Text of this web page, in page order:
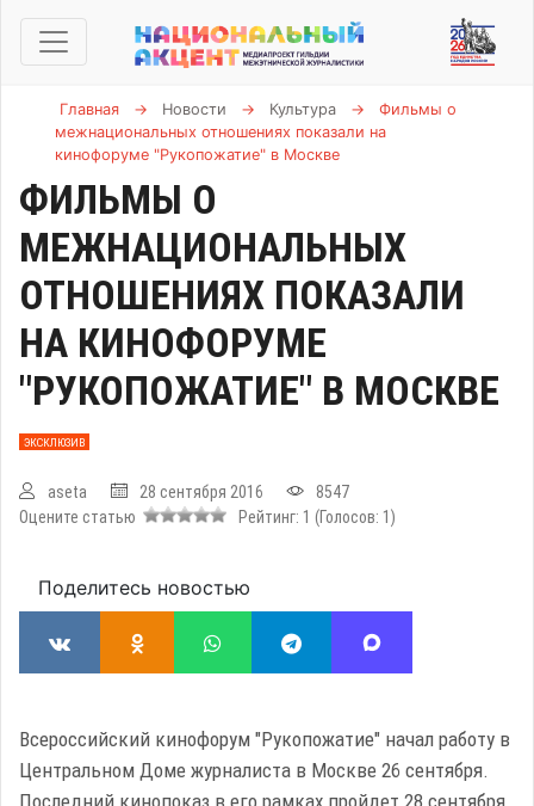
Главная → Новости → Культура →
Фильмы о
межнациональных отношениях показали на
кинофоруме "Рукопожатие" в Москве
ФИЛЬМЫ О
МЕЖНАЦИОНАЛЬНЫХ
ОТНОШЕНИЯХ ПОКАЗАЛИ
НА КИНОФОРУМЕ
"РУКОПОЖАТИЕ" В МОСКВЕ
ЭКСКЛЮЗИВ
aseta 28 сентября 2016
8547
Оцените статью
Рейтинг: 1 (Голосов: 1 )
Поделитесь новостью
Всероссийский кинофорум "Рукопожатие" начал работу в
Центральном Доме журналиста в Москве 26 сентября.
Последний кинопоказ в его рамках пройдет 28 сентября